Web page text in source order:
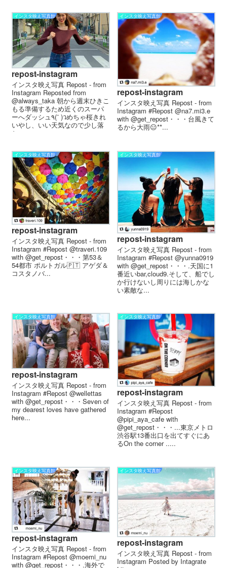
インスタ映え写真館
repost-instagram
インスタ映え写真 Repost - from
Instagram Reposted from
@always_taka 朝から週末ひきこ
もる準備するため近くのスーパ
ーへダッシュ٩(¨ )วめちゃ桜きれ
いやし、いい天気なので少し落
ち...
インスタ映え写真館
repost-instagram
インスタ映え写真 Repost - from
Instagram #Repost @na7.mi3.e
with @get_repost・・・台風きて
るから大雨️️️😑**...
インスタ映え写真館
repost-instagram
インスタ映え写真 Repost - from
Instagram #Repost @traveri.109
with @get_repost・・・第53＆
54都市 ポルトガル🇵🇹 アゲダ＆
コスタノバ...
インスタ映え写真館
repost-instagram
インスタ映え写真 Repost - from
Instagram #Repost @yunna0919
with @get_repost・・・.天国に1
番近いbar,cloud9.そして、船でし
か行けないし周りには海しかな
い素敵な...
インスタ映え写真館
repost-instagram
インスタ映え写真 Repost - from
Instagram #Repost @wellettas
with @get_repost・・・Seven of
my dearest loves have gathered
here...
インスタ映え写真館
repost-instagram
インスタ映え写真 Repost - from
Instagram #Repost
@pipi_aya_cafe with
@get_repost・・・...東京メトロ
渋谷駅13番出口を出てすぐにあ
るOn the corner .....
インスタ映え写真館
repost-instagram
インスタ映え写真 Repost - from
Instagram #Repost @moemi_nu
with @get_repost・・・.海外で
インスタ映え写真館
repost-instagram
インスタ映え写真 Repost - from
Instagram Posted by Intagrate